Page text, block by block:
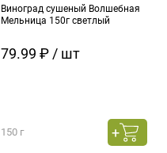
Виноград сушеный Волшебная
Мельница 150г светлый
79.99 ₽ / шт
150 г